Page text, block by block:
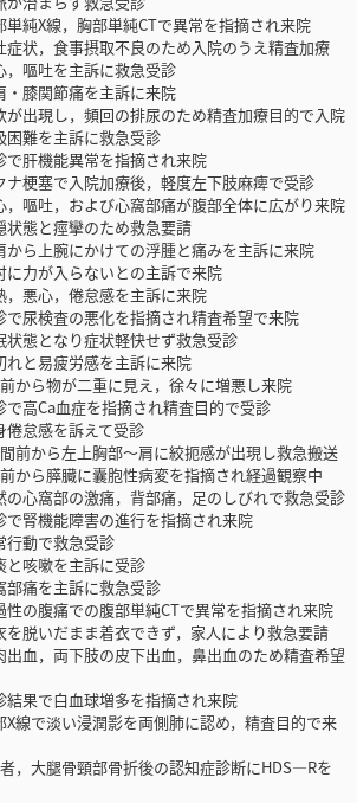
純X線，胸部単純CTで異常を指摘され来院
状，食事摂取不良のため入院のうえ精査加療
嘔吐を主訴に救急受診
膝関節痛を主訴に来院
出現し，頻回の排尿のため精査加療目的で入院
難を主訴に救急受診
肝機能異常を指摘され来院
梗塞で入院加療後，軽度左下肢麻痺で受診
嘔吐，および心窩部痛が腹部全体に広がり来院
態と痙攣のため救急要請
ら上腕にかけての浮腫と痛みを主訴に来院
力が入らないとの主訴で来院
悪心，倦怠感を主訴に来院
尿検査の悪化を指摘され精査希望で来院
態となり症状軽快せず救急受診
と易疲労感を主訴に来院
から物が二重に見え，徐々に増悪し来院
高Ca血症を指摘され精査目的で受診
怠感を訴えて受診
前から左上胸部～肩に絞扼感が出現し救急搬送
から膵臓に囊胞性病変を指摘され経過観察中
心窩部の激痛，背部痛，足のしびれで救急受診
腎機能障害の進行を指摘され来院
動で救急受診
咳嗽を主訴に受診
痛を主訴に救急受診
の腹痛での腹部単純CTで異常を指摘され来院
脱いだまま着衣できず，家人により救急要請
血，両下肢の皮下出血，鼻出血のため精査希望
果で白血球増多を指摘され来院
線で淡い浸潤影を両側肺に認め，精査目的で来
，大腿骨頸部骨折後の認知症診断にHDS―Rを